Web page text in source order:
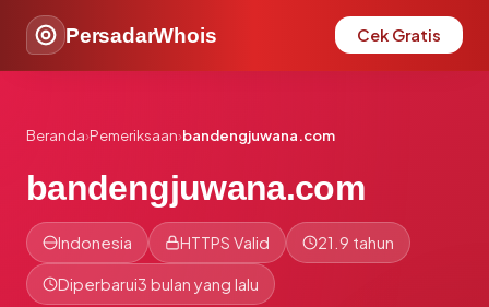
PersadarWhois Cek Gratis
Beranda›Pemeriksaan›bandengjuwana.com
bandengjuwana.com
Indonesia HTTPS Valid 21.9 tahun
Diperbarui3 bulan yang lalu